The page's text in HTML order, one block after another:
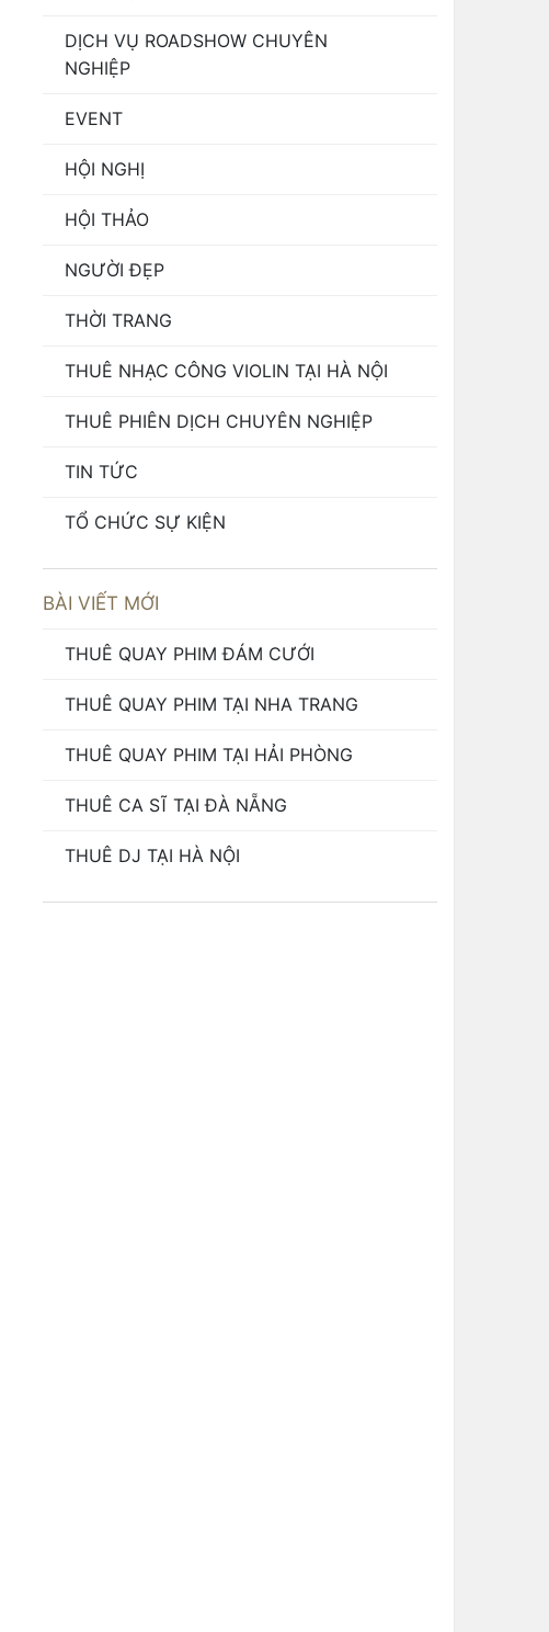
DỊCH VỤ ROADSHOW CHUYÊN
NGHIỆP
EVENT
HỘI NGHỊ
HỘI THẢO
NGƯỜI ĐẸP
THỜI TRANG
THUÊ NHẠC CÔNG VIOLIN TẠI HÀ NỘI
THUÊ PHIÊN DỊCH CHUYÊN NGHIỆP
TIN TỨC
TỔ CHỨC SỰ KIỆN
BÀI VIẾT MỚI
THUÊ QUAY PHIM ĐÁM CƯỚI
THUÊ QUAY PHIM TẠI NHA TRANG
THUÊ QUAY PHIM TẠI HẢI PHÒNG
THUÊ CA SĨ TẠI ĐÀ NẴNG
THUÊ DJ TẠI HÀ NỘI